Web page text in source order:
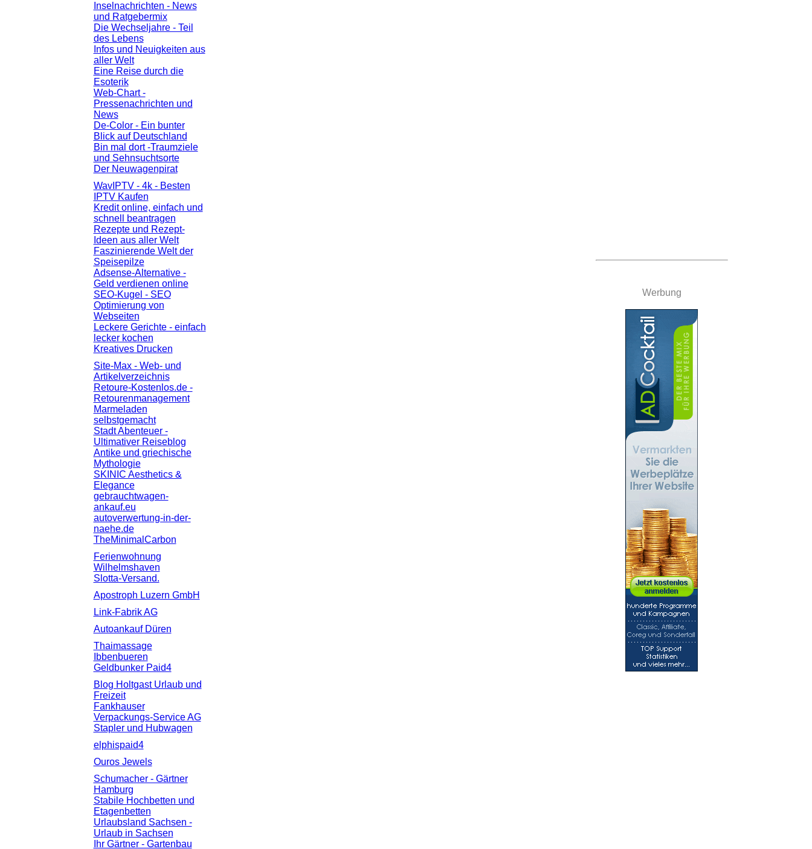
Inselnachrichten - News
und Ratgebermix
Die Wechseljahre - Teil
des Lebens
Infos und Neuigkeiten aus
aller Welt
Eine Reise durch die
Esoterik
Web-Chart -
Pressenachrichten und
News
De-Color - Ein bunter
Blick auf Deutschland
Bin mal dort -Traumziele
und Sehnsuchtsorte
Der Neuwagenpirat
WavIPTV - 4k - Besten
IPTV Kaufen
Kredit online, einfach und
schnell beantragen
Rezepte und Rezept-
Ideen aus aller Welt
Faszinierende Welt der
Speisepilze
Adsense-Alternative -
Geld verdienen online
SEO-Kugel - SEO
Optimierung von
Webseiten
Leckere Gerichte - einfach
lecker kochen
Kreatives Drucken
Site-Max - Web- und
Artikelverzeichnis
Retoure-Kostenlos.de -
Retourenmanagement
Marmeladen
selbstgemacht
Stadt Abenteuer -
Ultimativer Reiseblog
Antike und griechische
Mythologie
SKINIC Aesthetics &
Elegance
gebrauchtwagen-
ankauf.eu
autoverwertung-in-der-
naehe.de
TheMinimalCarbon
Ferienwohnung
Wilhelmshaven
Slotta-Versand.
Apostroph Luzern GmbH
Link-Fabrik AG
Autoankauf Düren
Thaimassage
Ibbenbueren
Geldbunker Paid4
Blog Holtgast Urlaub und
Freizeit
Fankhauser
Verpackungs-Service AG
Stapler und Hubwagen
elphispaid4
Ouros Jewels
Schumacher - Gärtner
Hamburg
Stabile Hochbetten und
Etagenbetten
Urlaubsland Sachsen -
Urlaub in Sachsen
Ihr Gärtner - Gartenbau
Werbung